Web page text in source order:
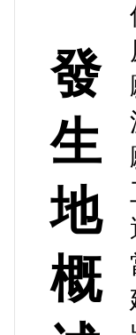
發
生
地
概